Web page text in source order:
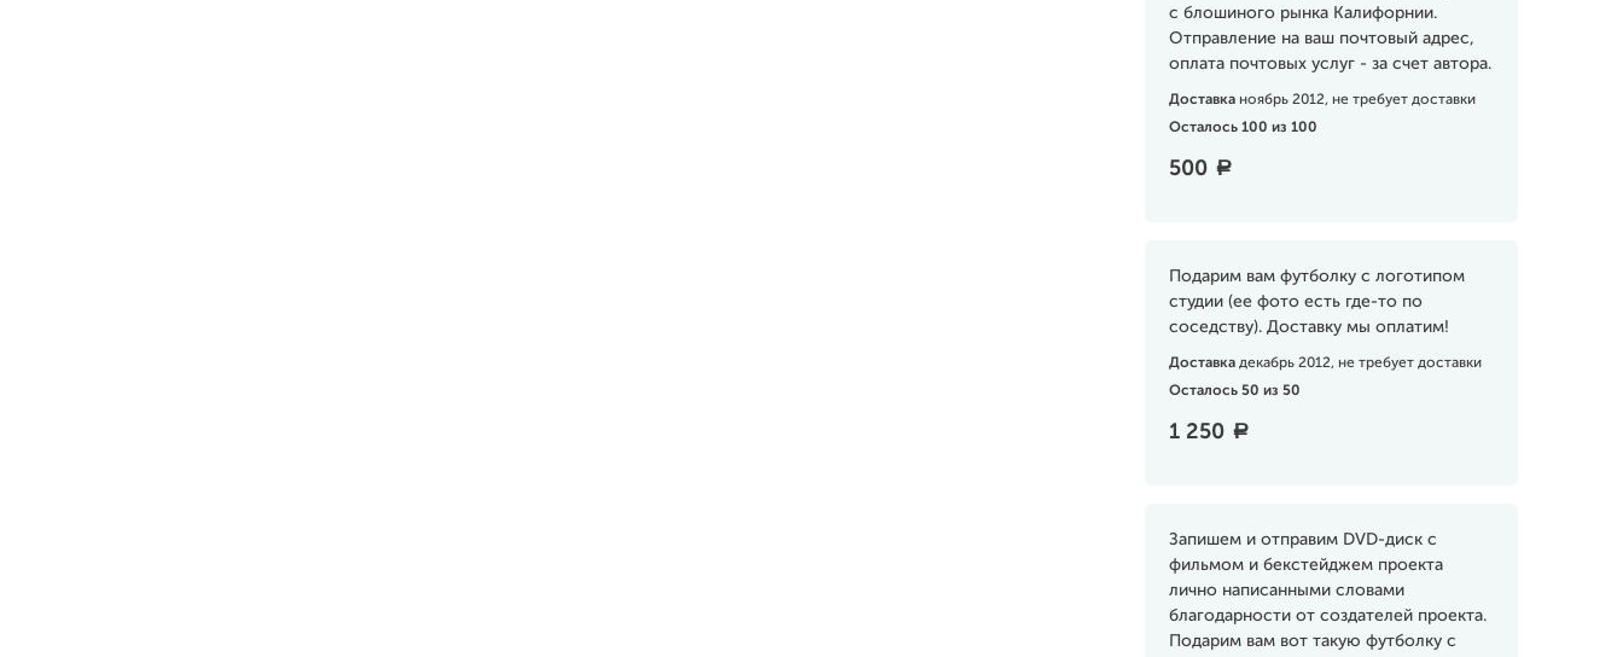
с блошиного рынка Калифорнии.
Отправление на ваш почтовый адрес,
оплата почтовых услуг - за счет автора.
Доставка ноябрь 2012, не требует доставки
Осталось 100 из 100
500 a
Подарим вам футболку с логотипом
студии (ее фото есть где-то по
соседству). Доставку мы оплатим!
Доставка декабрь 2012, не требует доставки
Осталось 50 из 50
1 250 a
Запишем и отправим DVD-диск с
фильмом и бекстейджем проекта
лично написанными словами
благодарности от создателей проекта.
Подарим вам вот такую футболку с